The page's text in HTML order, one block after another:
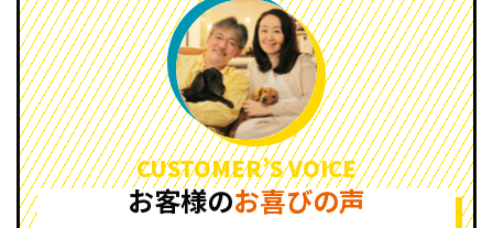
CUSTOMER’S VOICE
お客様のお喜びの声